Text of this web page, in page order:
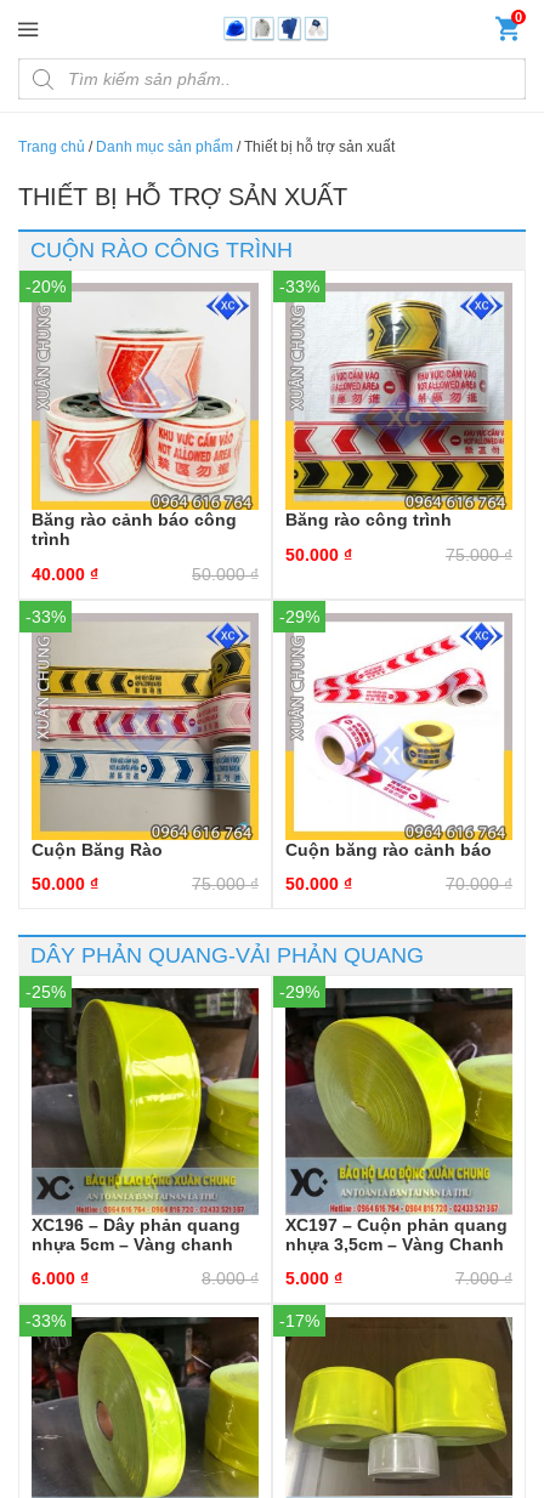
0
Products search
Trang chủ / Danh mục sản phẩm /Thiết bị hỗ trợ sản xuất
THIẾT BỊ HỖ TRỢ SẢN XUẤT
CUỘN RÀO CÔNG TRÌNH
-20%
Băng rào cảnh báo công
trình
50.000₫
40.000 ₫
-33%
Băng rào công trình
75.000₫
50.000 ₫
-33%
Cuộn Băng Rào
75.000₫
50.000 ₫
-29%
Cuộn băng rào cảnh báo
70.000₫
50.000 ₫
DÂY PHẢN QUANG-VẢI PHẢN QUANG
-25%
XC196 – Dây phản quang
nhựa 5cm – Vàng chanh
8.000₫
6.000 ₫
-29%
XC197 – Cuộn phản quang
nhựa 3,5cm – Vàng Chanh
7.000₫
5.000 ₫
-33% -17%